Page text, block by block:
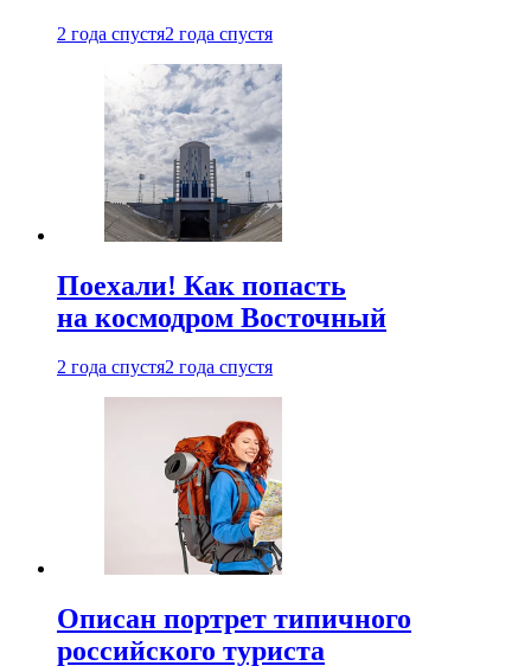
2 года спустя2 года спустя
Поехали! Как попасть
на космодром Восточный
2 года спустя2 года спустя
Описан портрет типичного
российского туриста